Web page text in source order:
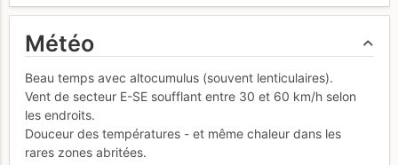
Météo
Beau temps avec altocumulus (souvent lenticulaires).
Vent de secteur E-SE soufflant entre 30 et 60 km/h selon
les endroits.
Douceur des températures - et même chaleur dans les
rares zones abritées.